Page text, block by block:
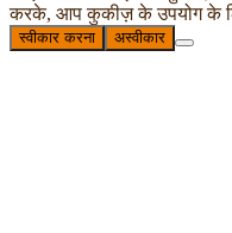
करके, आप कुकीज़ के उपयोग के
स्वीकार करना अस्वीकार